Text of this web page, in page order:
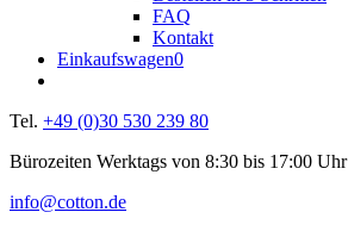
FAQ
Kontakt
Einkaufswagen0
Tel. +49 (0)30 530 239 80
Bürozeiten Werktags von 8:30 bis 17:00 Uhr
info@cotton.de